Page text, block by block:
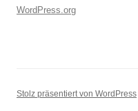
WordPress.org
Stolz präsentiert von WordPress